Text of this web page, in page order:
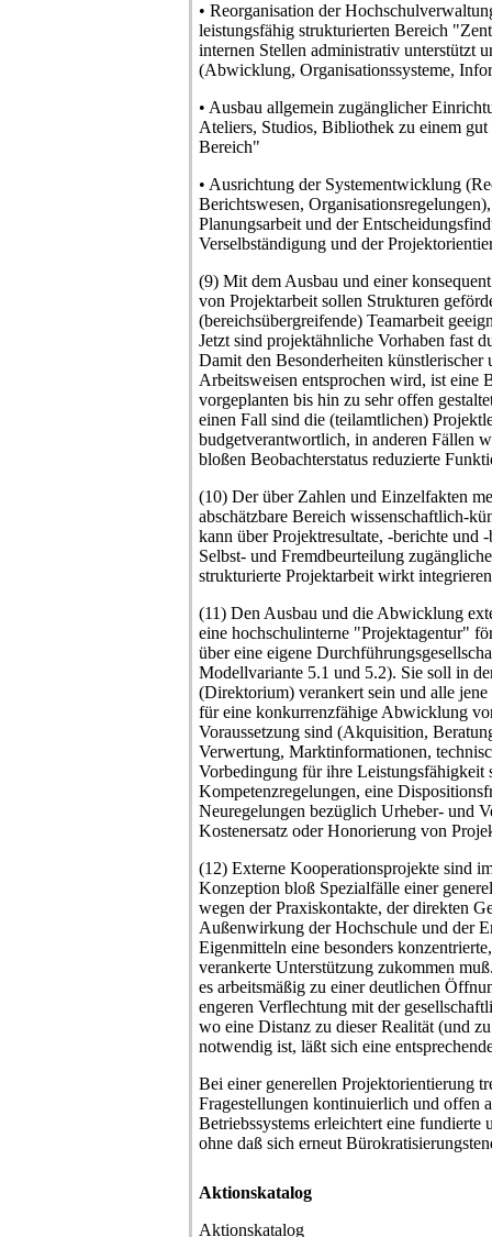
• Reorganisation der
leistungsfähig strukturierten Bereich
internen Stellen administrativ unterstützt
(Abwicklung, Organisationssysteme,
• Ausbau allgemein zugänglicher
Ateliers, Studios, Bibliothek zu einem gut
Bereich"
• Ausrichtung der Systementwicklung
Berichtswesen,
Planungsarbeit und der
Verselbständigung und der
(9) Mit dem Ausbau und einer
von Projektarbeit sollen Strukturen
(bereichsübergreifende) Teamarbeit
Jetzt sind projektähnliche Vorhaben fast
Damit den Besonderheiten künstlerischer
Arbeitsweisen entsprochen wird, ist eine
vorgeplanten bis hin zu sehr offen
einen Fall sind die (teilamtlichen)
budgetverantwortlich, in anderen Fällen
bloßen Beobachterstatus reduzierte
(10) Der über Zahlen und Einzelfakten
abschätzbare Bereich wissenschaftlich-
kann über Projektresultate, -berichte und
Selbst- und Fremdbeurteilung
strukturierte Projektarbeit wirkt
(11) Den Ausbau und die Abwicklung
eine hochschulinterne "Projektagentur"
über eine eigene
Modellvariante 5.1 und 5.2). Sie soll in
(Direktorium) verankert sein und alle
für eine konkurrenzfähige Abwicklung
Voraussetzung sind (Akquisition,
Verwertung, Marktinformationen,
Vorbedingung für ihre Leistungsfähigkeit
Kompetenzregelungen, eine
Neuregelungen bezüglich Urheber- und
Kostenersatz oder Honorierung von
(12) Externe Kooperationsprojekte sind
Konzeption bloß Spezialfälle einer
wegen der Praxiskontakte, der direkten
Außenwirkung der Hochschule und der
Eigenmitteln eine besonders
verankerte Unterstützung zukommen
es arbeitsmäßig zu einer deutlichen
engeren Verflechtung mit der
wo eine Distanz zu dieser Realität (und
notwendig ist, läßt sich eine
Bei einer generellen Projektorientierung
Fragestellungen kontinuierlich und offen
Betriebssystems erleichtert eine
ohne daß sich erneut
Aktionskatalog
Aktionskatalog